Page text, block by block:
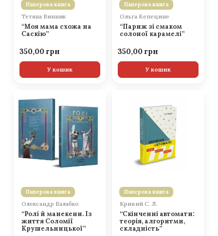
Паперова книга
Тетяна Винник
“Моя мама схожа на
Саскію”
350,00
У кошик
Паперова книга
Ольга Кепецине
“Париж зі смаком
солоної карамелі”
350,00
У кошик
Паперова книга
Олександр Балабко
“Ролі й манекени. Із
життя Соломії
Крушельницької”
Паперова книга
Кривий С. Л.
“Скінченні автомати:
теорія, алгоритми,
складність”